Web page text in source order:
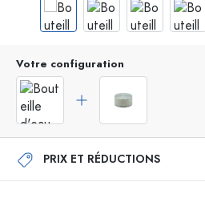
Votre configuration
PRIX ET RÉDUCTIONS